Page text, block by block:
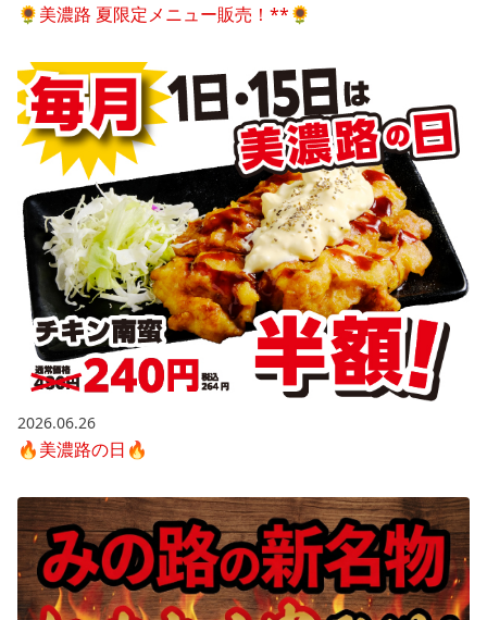
🌻美濃路 夏限定メニュー販売！**🌻
2026.06.26
🔥美濃路の日🔥